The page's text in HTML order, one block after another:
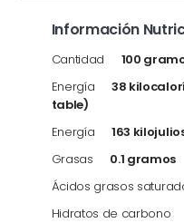
Información
Cantidad
100
Energía
38
table)
Energía
163
Grasas
0.1 gramos
Ácidos grasos
Hidratos de carbono